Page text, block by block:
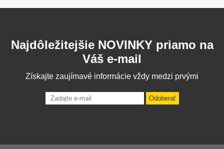
Najdôležitejšie NOVINKY priamo na
Váš e-mail
Získajte zaujímavé informácie vždy medzi prvými
Odoberať